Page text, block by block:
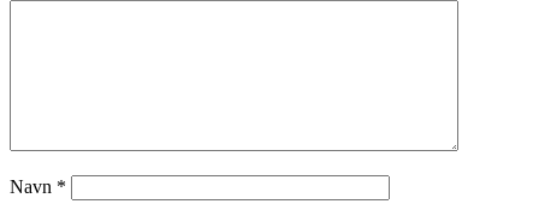
Navn *